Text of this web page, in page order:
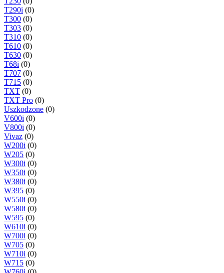
T290i (0)
T300 (0)
T303 (0)
T310 (0)
T610 (0)
T630 (0)
T68i (0)
T707 (0)
T715 (0)
TXT (0)
TXT Pro (0)
Uszkodzone (0)
V600i (0)
V800i (0)
Vivaz (0)
W200i (0)
W205 (0)
W300i (0)
W350i (0)
W380i (0)
W395 (0)
W550i (0)
W580i (0)
W595 (0)
W610i (0)
W700i (0)
W705 (0)
W710i (0)
W715 (0)